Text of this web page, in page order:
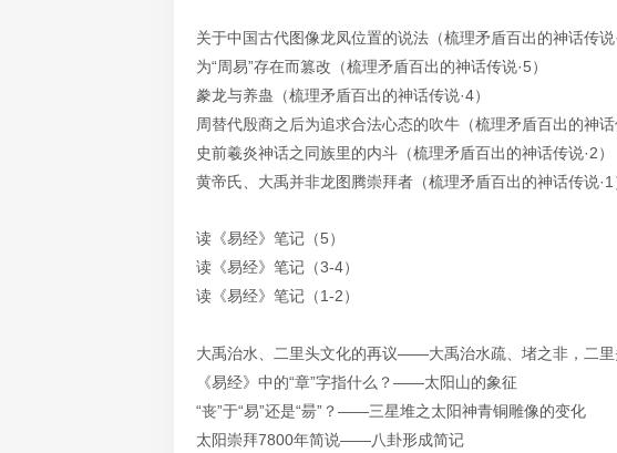
关于中国古代图像龙凤位置的说法 （梳理矛盾百出的神话传说
为“周易”存在而篡改 （梳理矛盾百出的神话传说·5）
豢龙与养蛊 （梳理矛盾百出的神话传说·4）
周替代殷商之后为追求合法心态的吹牛 （梳理矛盾百出的神话
史前羲炎神话之同族里的内斗（梳理矛盾百出的神话传说·2）
黄帝氏、大禹并非龙图腾崇拜者（梳理矛盾百出的神话传说·1
读《易经》笔记（5）
读《易经》笔记（3-4）
读《易经》笔记（1-2）
大禹治水、二里头文化的再议——大禹治水疏、堵之非，二
《易经》中的“章”字指什么？——太阳山的象征
“丧”于“易”还是“昜”？——三星堆之太阳神青铜雕像的变化
太阳崇拜7800年简说——八卦形成简记